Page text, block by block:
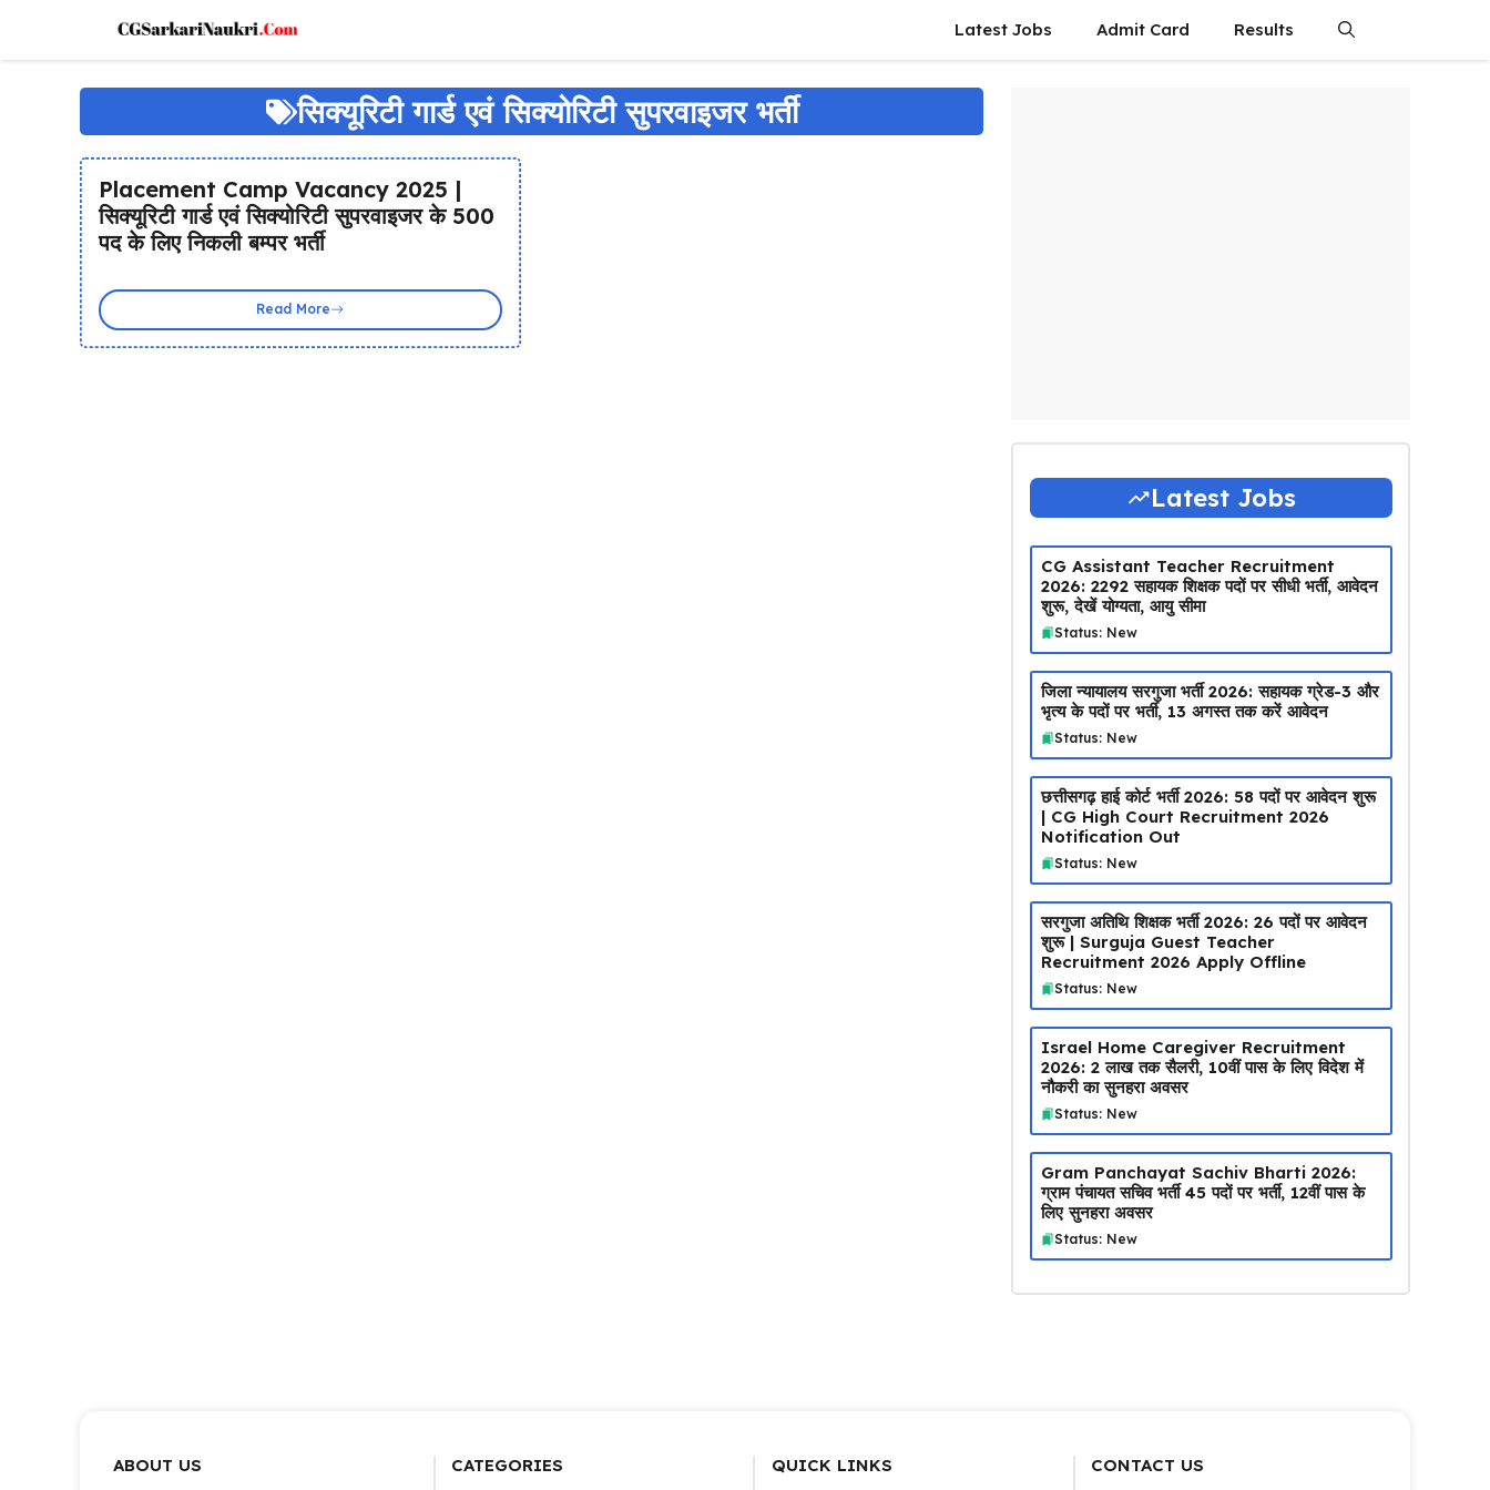
content
Latest Jobs Admit Card Results
सिक्यूरिटी गार्ड एवं सिक्योरिटी सुपरवाइजर भर्ती
Placement Camp Vacancy 2025 |
सिक्यूरिटी गार्ड एवं सिक्योरिटी सुपरवाइजर के 500
पद के लिए निकली बम्पर भर्ती
Read More
Latest Jobs
CG Assistant Teacher Recruitment
2026: 2292 सहायक शिक्षक पदों पर सीधी भर्ती, आवेदन
शुरू, देखें योग्यता, आयु सीमा
Status: New
जिला न्यायालय सरगुजा भर्ती 2026: सहायक ग्रेड-3 और
भृत्य के पदों पर भर्ती, 13 अगस्त तक करें आवेदन
Status: New
छत्तीसगढ़ हाई कोर्ट भर्ती 2026: 58 पदों पर आवेदन शुरू
| CG High Court Recruitment 2026
Notification Out
Status: New
सरगुजा अतिथि शिक्षक भर्ती 2026: 26 पदों पर आवेदन
शुरू | Surguja Guest Teacher
Recruitment 2026 Apply Offline
Status: New
Israel Home Caregiver Recruitment
2026: ₹2 लाख तक सैलरी, 10वीं पास के लिए विदेश में
नौकरी का सुनहरा अवसर
Status: New
Gram Panchayat Sachiv Bharti 2026:
ग्राम पंचायत सचिव भर्ती 45 पदों पर भर्ती, 12वीं पास के
लिए सुनहरा अवसर
Status: New
ABOUT US CATEGORIES QUICK LINKS CONTACT US